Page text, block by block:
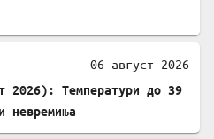
06 август 2026
2026): Температури до 39
невремиња